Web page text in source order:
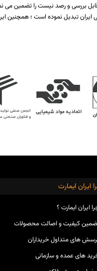
بررسی و رصد نیست را تضمین
تبدیل نموده است ؛ همچنین
ایران ایمارت
ایران ایمارت ؟
کیفیت و اصالت محصولات
های متداول خریداران
های عمده و سازمانی